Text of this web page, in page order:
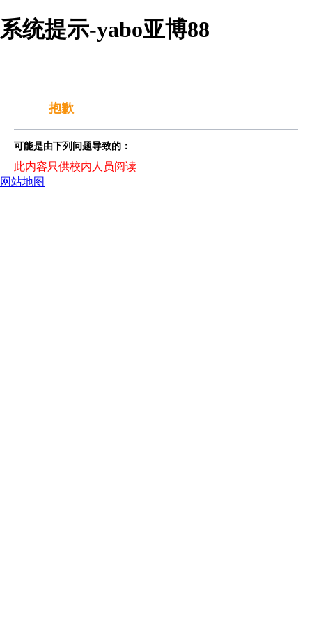
系统提示-yabo亚博88
抱歉
可能是由下列问题导致的：
此内容只供校内人员阅读
网站地图